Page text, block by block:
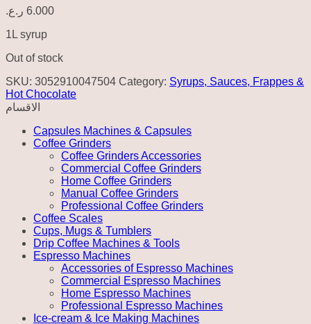
6.000 ر.ع.
1L syrup
Out of stock
SKU: 3052910047504 Category: Syrups, Sauces, Frappes &
Hot Chocolate
الاقسام
Capsules Machines & Capsules
Coffee Grinders
Coffee Grinders Accessories
Commercial Coffee Grinders
Home Coffee Grinders
Manual Coffee Grinders
Professional Coffee Grinders
Coffee Scales
Cups, Mugs & Tumblers
Drip Coffee Machines & Tools
Espresso Machines
Accessories of Espresso Machines
Commercial Espresso Machines
Home Espresso Machines
Professional Espresso Machines
Ice-cream & Ice Making Machines